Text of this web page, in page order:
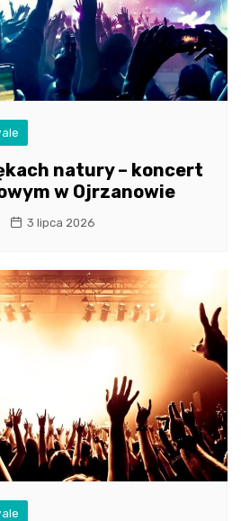
natury – koncert
w Ojrzanowie
3 lipca 2026